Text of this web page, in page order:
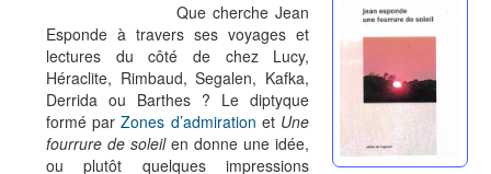
Que cherche Jean
Esponde à travers ses voyages et
lectures du côté de chez Lucy,
Héraclite, Rimbaud, Segalen, Kafka,
Derrida ou Barthes ? Le diptyque
formé parZones d’admiration et Une
fourrure de soleilen donne une idée,
ou plutôt quelques impressions